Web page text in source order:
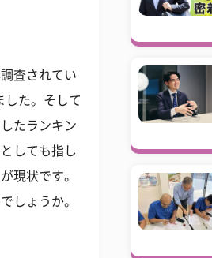
査されてい
した。そして
たランキン
しても指し
現状です。
しょうか。